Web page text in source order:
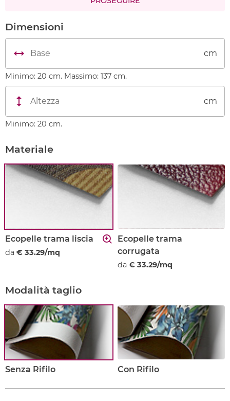
Dimensioni
cm
Minimo: 20 cm. Massimo: 137 cm.
cm
Minimo: 20 cm.
Materiale
Ecopelle trama liscia
da € 33.29/mq
Ecopelle trama
corrugata
da € 33.29/mq
Modalità taglio
Senza Rifilo Con Rifilo